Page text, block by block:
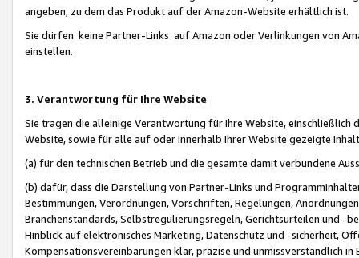
angeben, zu dem das Produkt auf der Amazon-Website erhältlich ist.
Sie dürfen keine Partner-Links auf Amazon oder Verlinkungen von
einstellen.
3. Verantwortung für Ihre Website
Sie tragen die alleinige Verantwortung für Ihre Website,
Website, sowie für alle auf oder innerhalb Ihrer Website gezeigte
(a) für den technischen Betrieb und die gesamte damit verbundene
(b) dafür, dass die Darstellung von Partner-Links und
Bestimmungen, Verordnungen, Vorschriften, Regelungen,
Branchenstandards, Selbstregulierungsregeln, Gerichtsurteilen und -
Hinblick auf elektronisches Marketing, Datenschutz und -sicherheit,
Kompensationsvereinbarungen klar, präzise und unmissverständlich